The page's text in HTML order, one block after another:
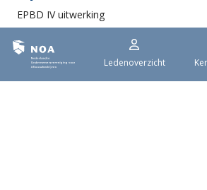
Ledenoverzicht
EPBD IV uitwerking